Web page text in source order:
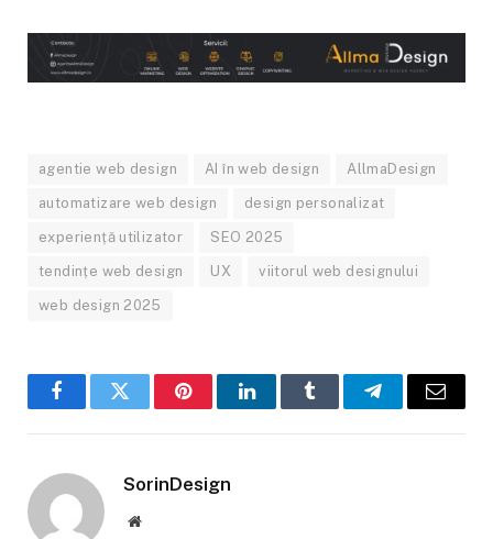
agentie web design AI în web design AllmaDesign
automatizare web design design personalizat
experiență utilizator SEO 2025
tendințe web design UX viitorul web designului
web design 2025
FacebookTwitter PinterestLinkedInTumblr TelegramEmail
SorinDesign
Website